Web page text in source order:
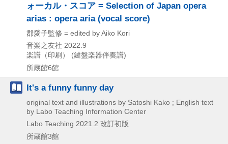
ォーカル・スコア = Selection of Japan opera
arias : opera aria (vocal score)
郡愛子監修 = edited by Aiko Kori
音楽之友社 2022.9
楽譜（印刷） (鍵盤楽器伴奏譜)
所蔵館6館
It's a funny funny day
original text and illustrations by Satoshi Kako ; English text
by Labo Teaching Information Center
Labo Teaching 2021.2 改訂初版
所蔵館3館